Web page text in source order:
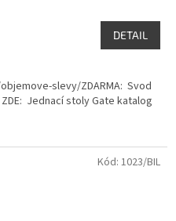
DETAIL
slevy/ZDARMA: Svod
Jednací stoly Gate katalog
Kód: 1023/BIL